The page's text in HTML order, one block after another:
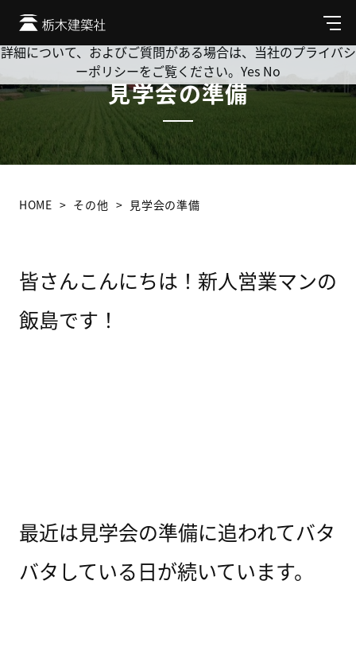
メ
ニ
ュ
見学会の準備
HOME その他 見学会の準備
皆さんこんにちは！新人営業マンの
飯島です！
最近は見学会の準備に追われてバタ
バタしている日が続いています。
Cookie を使用して、お客様の活動を追跡してもよろしいです
か? 当社ではお客様のプライバシーを極めて重視しています。
詳細について、およびご質問がある場合は、当社のプライバシ
ーポリシーをご覧ください。 Yes No